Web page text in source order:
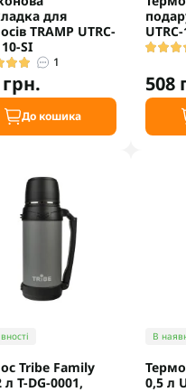
для
TRAMP UTRC-
SI
1
До кошика
508
Tribe Family
T-DG-0001,
В
0,5 л